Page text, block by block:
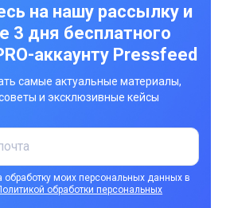
на нашу рассылку и
3 дня бесплатного
аккаунту Pressfeed
самые актуальные материалы,
и эксклюзивные кейсы
обработку моих персональных данных в
обработки персональных